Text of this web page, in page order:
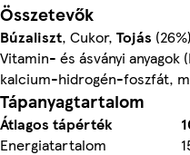
Összetevők
Búzaliszt, Cukor, Tojás
Vitamin- és ásványi
kalcium-hidrogén-foszfát,
Tápanyagtartalom
Átlagos tápérték
Energiatartalom